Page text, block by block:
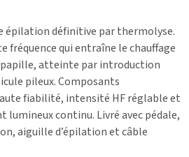
épilation définitive par thermolyse.
fréquence qui entraîne le chauffage
atteinte par introduction
pileux. Composants
fiabilité, intensité HF réglable et
continu. Livré avec pédale,
aiguille d’épilation et câble